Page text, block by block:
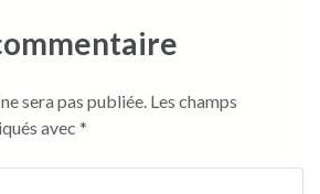
sera pas publiée. Les champs
avec *